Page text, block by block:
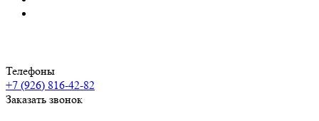
Телефоны
+7 (926) 816-42-82
Заказать звонок